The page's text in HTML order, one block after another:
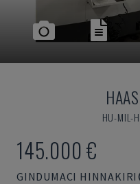
HAAS
HU-MIL-
145.000 €
GINDUMACI HINNAKIRI